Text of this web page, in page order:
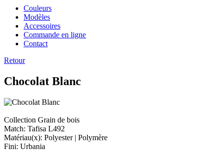
Couleurs
Modèles
Accessoires
Commande en ligne
Contact
Retour
Chocolat Blanc
Collection Grain de bois
Match: Tafisa L492
Matériau(x): Polyester | Polymère
Fini: Urbania